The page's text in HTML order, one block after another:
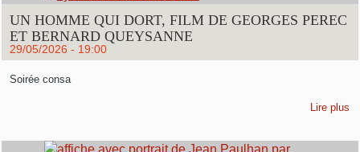
UN HOMME QUI DORT, FILM DE GEORGES PEREC
ET BERNARD QUEYSANNE
29/05/2026 - 19:00
Soirée consa
Lire plus